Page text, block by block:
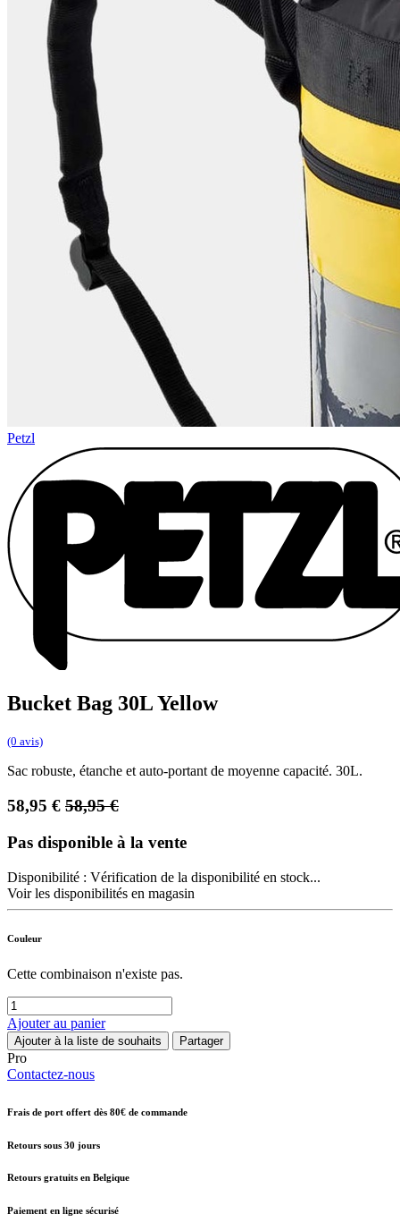
Petzl
Bucket Bag 30L Yellow
(0 avis)
Sac robuste, étanche et auto-portant de moyenne capacité. 30L.
58,95 € 58,95€
Pas disponible à la vente
Disponibilité : Vérification de la disponibilité en stock...
Voir les disponibilités en magasin
Couleur
Cette combinaison n'existe pas.
Ajouter au panier
Ajouter à la liste de souhaits Partager
Pro
Contactez-nous
Frais de port offert dès 80€ de commande
Retours sous 30 jours
Retours gratuits en Belgique
Paiement en ligne sécurisé